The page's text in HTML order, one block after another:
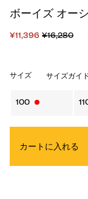
ボーイズ オー
¥11,396 ¥16,280
サイズ サイズガイ
100
カートに入れる